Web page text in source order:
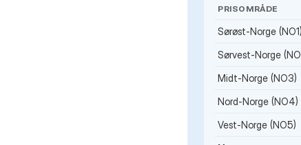
PRISOMRÅDE
Sørøst-Norge (NO1)
Sørvest-Norge
Midt-Norge (NO3)
Nord-Norge (NO4)
Vest-Norge (NO5)